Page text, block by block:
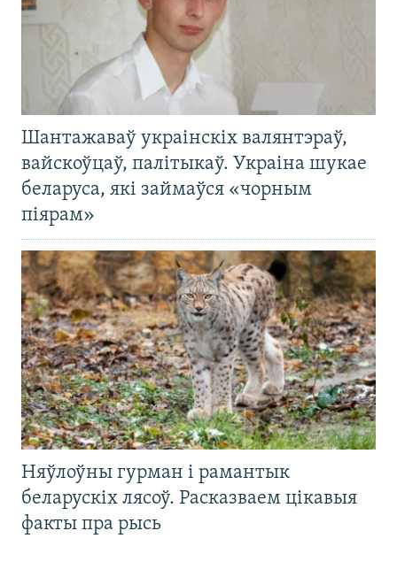
Шантажаваў украінскіх валянтэраў,
вайскоўцаў, палітыкаў. Украіна шукае
беларуса, які займаўся «чорным
піярам»
Няўлоўны гурман і рамантык
беларускіх лясоў. Расказваем цікавыя
факты пра рысь